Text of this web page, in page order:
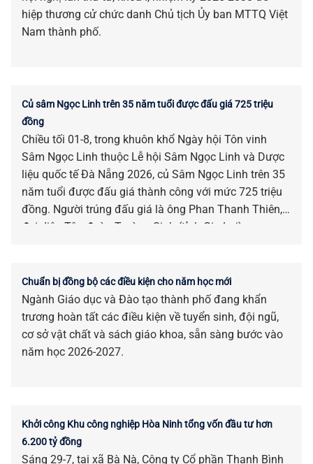
hiệp thương cử chức danh Chủ tịch Ủy ban MTTQ Việt
Nam thành phố.
Củ sâm Ngọc Linh trên 35 năm tuổi được đấu giá 725 triệu
đồng
Chiều tối 01-8, trong khuôn khổ Ngày hội Tôn vinh
Sâm Ngọc Linh thuộc Lễ hội Sâm Ngọc Linh và Dược
liệu quốc tế Đà Nẵng 2026, củ Sâm Ngọc Linh trên 35
năm tuổi được đấu giá thành công với mức 725 triệu
đồng. Người trúng đấu giá là ông Phan Thanh Thiên,
đại diện Tập đoàn Trường Sinh (tỉnh Gia Lai).
Chuẩn bị đồng bộ các điều kiện cho năm học mới
Ngành Giáo dục và Đào tạo thành phố đang khẩn
trương hoàn tất các điều kiện về tuyển sinh, đội ngũ,
cơ sở vật chất và sách giáo khoa, sẵn sàng bước vào
năm học 2026-2027.
Khởi công Khu công nghiệp Hòa Ninh tổng vốn đầu tư hơn
6.200 tỷ đồng
Sáng 29-7, tại xã Bà Nà, Công ty Cổ phần Thanh Bình